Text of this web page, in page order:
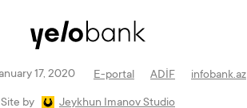
17, 2020 E-portal ADİF infobank.az
Site by Jeykhun Imanov Studio